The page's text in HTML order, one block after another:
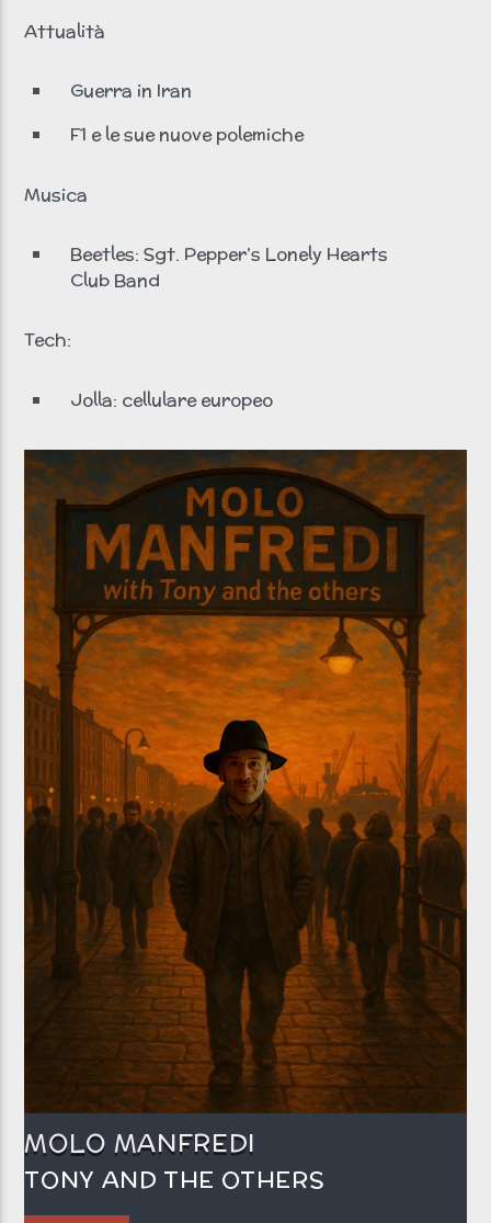
Attualità
Guerra in Iran
F1 e le sue nuove polemiche
Musica
Beetles: Sgt. Pepper’s Lonely Hearts
Club Band
Tech:
Jolla: cellulare europeo
MOLO MANFREDI
TONY AND THE OTHERS